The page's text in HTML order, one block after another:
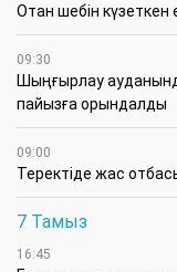
Отан шебін күзеткен
09:30
​Шыңғырлау
пайызға орындалды
09:00
​Теректіде жас
7 Тамыз
16:45